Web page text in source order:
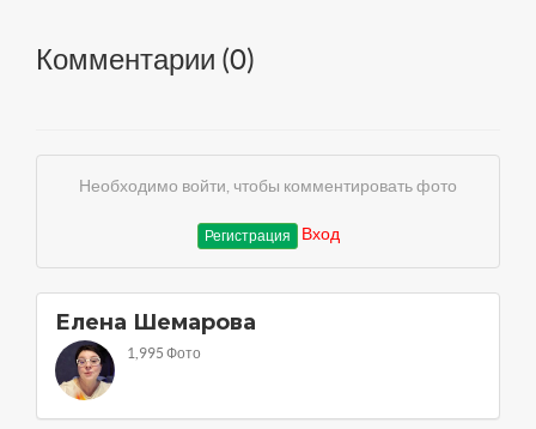
Комментарии (0)
Необходимо войти, чтобы комментировать фото
Регистрация Вход
Елена Шемарова
1,995 Фото